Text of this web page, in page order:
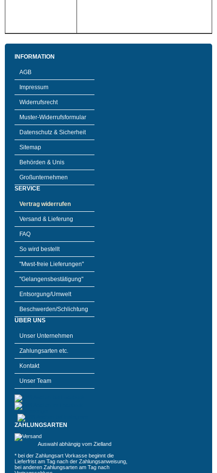
INFORMATION
AGB
Impressum
Widerrufsrecht
Muster-Widerrufsformular
Datenschutz & Sicherheit
Sitemap
Behörden & Unis
Großunternehmen
SERVICE
Vertrag widerrufen
Versand & Lieferung
FAQ
So wird bestellt
"Mwst-freie Lieferungen"
"Gelangensbestätigung"
Entsorgung/Umwelt
Beschwerden/Schlichtung
ÜBER UNS
Unser Unternehmen
Zahlungsarten etc.
Kontakt
Unser Team
ZAHLUNGSARTEN
Auswahl abhängig vom Zielland
* bei der Zahlungsart Vorkasse beginnt die
Lieferfrist am Tag nach der Zahlungsanweisung,
bei anderen Zahlungsarten am Tag nach